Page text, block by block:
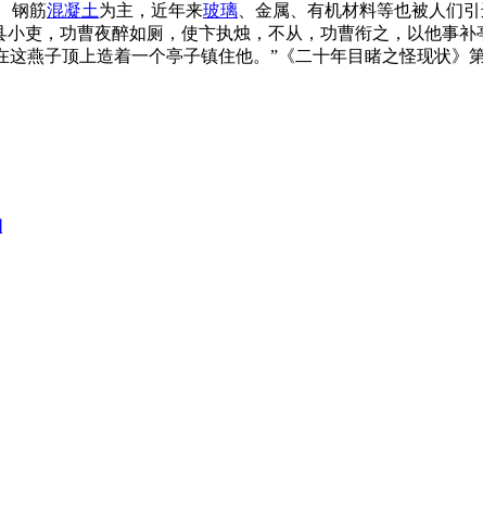
、钢筋混凝土为主，近年来玻璃 、金属、有机材料等也被人们
吏，功曹夜醉如厕，使卞执烛，不从，功曹衔之，以他事
燕子顶上造着一个亭子镇住他。”《二十年目睹之怪现状